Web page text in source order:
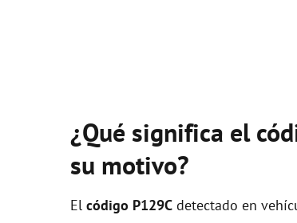
¿Qué significa el
su motivo?
El código P129C detectado en